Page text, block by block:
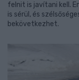
felnit is javítani kell.
is sérül, és
bekövetkezhet.